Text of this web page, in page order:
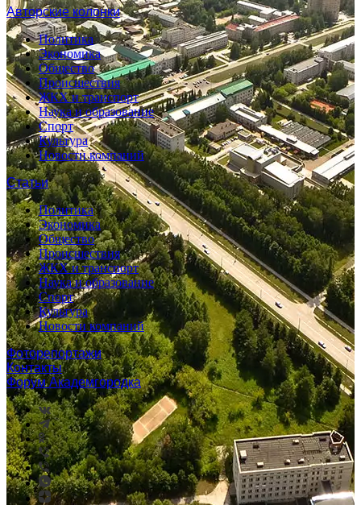
Авторские колонки
Политика
Экономика
Общество
Происшествия
ЖКХ и транспорт
Наука и образование
Спорт
Культура
Новости компаний
Статьи
Политика
Экономика
Общество
Происшествия
ЖКХ и транспорт
Наука и образование
Спорт
Культура
Новости компаний
Фоторепортажи
Контакты
Форум Академгородка